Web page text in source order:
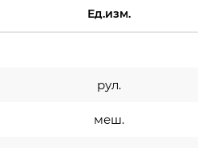
Ед.изм.
рул.
меш.